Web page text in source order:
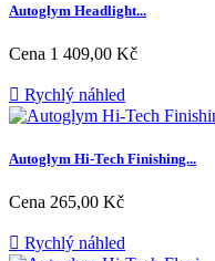
Autoglym Headlight...
Cena 1 409,00 Kč
 Rychlý náhled
Autoglym Hi-Tech Finishing...
Cena 265,00 Kč
 Rychlý náhled